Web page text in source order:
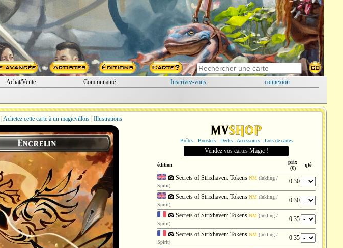
Achat/Vente Communauté Inscrivez-vous
connexion
Achetez cette carte à un magicvillois| Illustrations
Boîtes - Boosters - Decks - Accessoires - Lots de cartes
Vendez vos cartes Magic !
édition
prix
(€)
qté
Secrets of Strixhaven: Tokens NM (Inkling /
Spirit)
0.30
Secrets of Strixhaven: Tokens NM (Inkling /
Spirit)
0.30
Secrets of Strixhaven: Tokens NM (Inkling /
Spirit)
0.35
Secrets of Strixhaven: Tokens NM (Inkling /
Spirit)
0.35